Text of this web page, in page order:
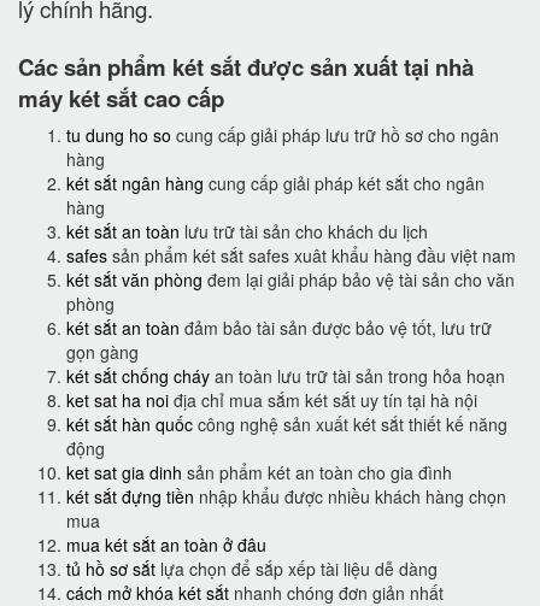
lý chính hãng.
Các sản phẩm két sắt được sản xuất tại nhà
máy két sắt cao cấp
tu dung ho so cung cấp giải pháp lưu trữ hồ sơ cho ngân
hàng
két sắt ngân hàng cung cấp giải pháp két sắt cho ngân
hàng
két sắt an toàn lưu trữ tài sản cho khách du lịch
safes sản phẩm két sắt safes xuât khẩu hàng đầu việt nam
két sắt văn phòng đem lại giải pháp bảo vệ tài sản cho văn
phòng
két sắt an toàn đảm bảo tài sản được bảo vệ tốt, lưu trữ
gọn gàng
két sắt chống cháy an toàn lưu trữ tài sản trong hỏa hoạn
ket sat ha noi địa chỉ mua sắm két sắt uy tín tại hà nội
két sắt hàn quốc công nghệ sản xuất két sắt thiết kế năng
động
ket sat gia dinh sản phẩm két an toàn cho gia đình
két sắt đựng tiền nhập khẩu được nhiều khách hàng chọn
mua
mua két sắt an toàn ở đâu
tủ hồ sơ sắt lựa chọn để sắp xếp tài liệu dễ dàng
cách mở khóa két sắt nhanh chóng đơn giản nhất